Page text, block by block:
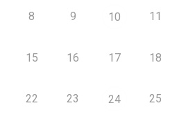
8 9 10 11
15 16 17 18
22 23 24 25